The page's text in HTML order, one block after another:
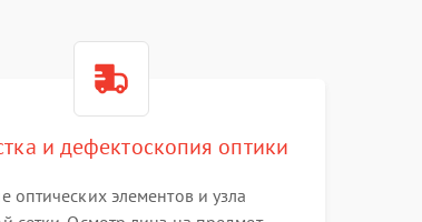
Подробнее →
и дефектоскопия оптики
оптических элементов и узла